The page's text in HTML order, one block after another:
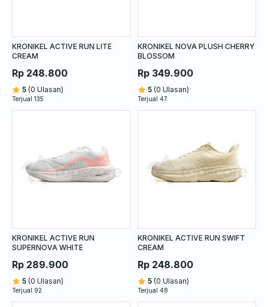
KRONIKEL ACTIVE RUN LITE
CREAM
Rp 248.800
5 (0 Ulasan)
Terjual 135
KRONIKEL NOVA PLUSH CHERRY
BLOSSOM
Rp 349.900
5 (0 Ulasan)
Terjual 47
KRONIKEL ACTIVE RUN
SUPERNOVA WHITE
Rp 289.900
5 (0 Ulasan)
Terjual 92
KRONIKEL ACTIVE RUN SWIFT
CREAM
Rp 248.800
5 (0 Ulasan)
Terjual 48